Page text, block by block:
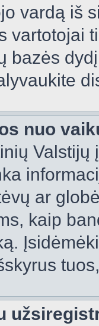
vardą iš
vartotojai
bazės
nuo
ar
kaip